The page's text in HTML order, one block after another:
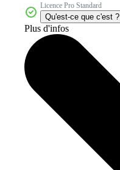
Licence Pro Standard
Qu'est-ce que c'est ?
Plus d'infos